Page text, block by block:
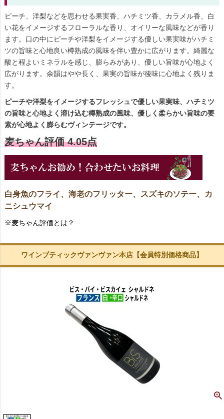
ピーチ、洋梨などを思わせる果実香、ハチミツ香、カラメル香、白
い花をイメージするフローラルな香り、オイリーな風味などが香り
ます。口の中にピーチや洋梨をイメージする優しい果実味がハチミ
ツの旨味と心地良い樽熟成の風味を伴い豊かに広がります。綺麗な
酸と程よいミネラルを感じ、膨らみがあり、優しい旨味が心地よく
広がります。余韻はやや長く、果実の旨味が後味に心地よく残りま
す。
ピーチや洋梨をイメージするフレッシュで優しい果実味、ハチミツ
の旨味と心地よく溶け込む樽熟成の風味、優しく柔らかい旨味の要
素が心地よく膨らむヴィンテージです。
麦ちゃん評価 4.05点
白身魚のフライ、海老のフリッター、スズキのソテー、カ
ニシュウマイ
※麦ちゃん評価とは？
ワインブティックヴァンヴァン本店【会員特別価格商品】